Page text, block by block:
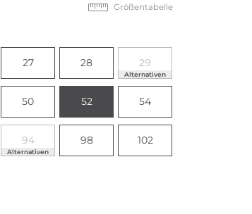
Größentabelle
27 28 29
Alternativen
50 52 54
94
Alternativen
98 102